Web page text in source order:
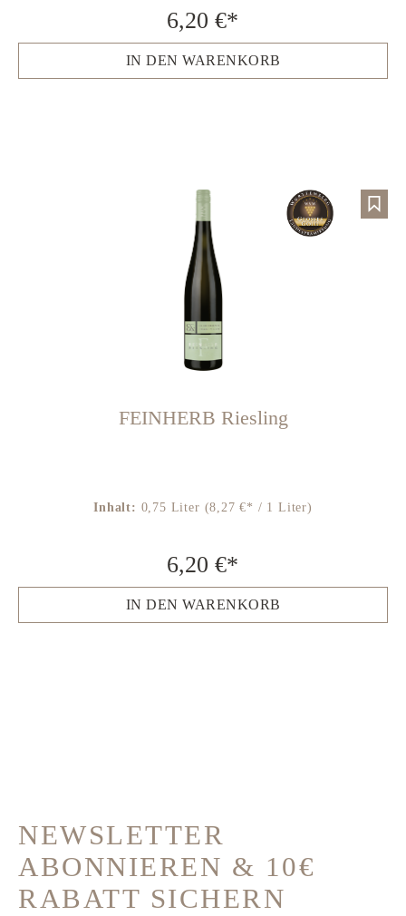
6,20 €*
IN DEN WARENKORB
FEINHERB Riesling
Inhalt: 0,75 Liter (8,27 €* / 1 Liter)
6,20 €*
IN DEN WARENKORB
NEWSLETTER
ABONNIEREN & 10€
RABATT SICHERN